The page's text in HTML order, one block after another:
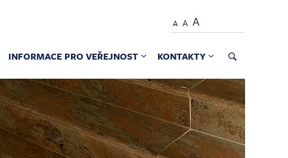
INFORMACE PRO VEŘEJNOST KONTAKTY
A A A